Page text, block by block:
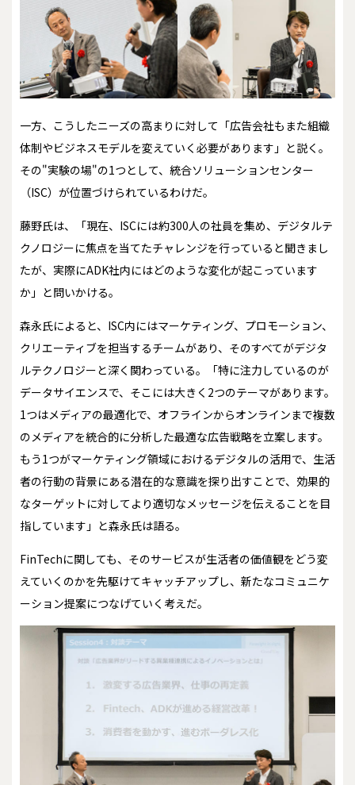
一方、こうしたニーズの高まりに対して「広告会社もまた組織
体制やビジネスモデルを変えていく必要があります」と説く。
その"実験の場"の1つとして、統合ソリューションセンター
（ISC）が位置づけられているわけだ。
藤野氏は、「現在、ISCには約300人の社員を集め、デジタルテ
クノロジーに焦点を当てたチャレンジを行っていると聞きまし
たが、実際にADK社内にはどのような変化が起こっています
か」と問いかける。
森永氏によると、ISC内にはマーケティング、プロモーション、
クリエーティブを担当するチームがあり、そのすべてがデジタ
ルテクノロジーと深く関わっている。「特に注力しているのが
データサイエンスで、そこには大きく2つのテーマがあります。
1つはメディアの最適化で、オフラインからオンラインまで複数
のメディアを統合的に分析した最適な広告戦略を立案します。
もう1つがマーケティング領域におけるデジタルの活用で、生活
者の行動の背景にある潜在的な意識を探り出すことで、効果的
なターゲットに対してより適切なメッセージを伝えることを目
指しています」と森永氏は語る。
FinTechに関しても、そのサービスが生活者の価値観をどう変
えていくのかを先駆けてキャッチアップし、新たなコミュニケ
ーション提案につなげていく考えだ。